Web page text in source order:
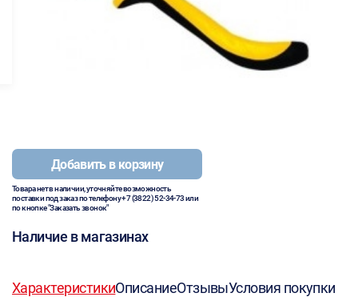
Добавить в корзину
Товара нет в наличии, уточняйте возможность
поставки под заказ по телефону+7 (3822) 52-34-73или
по кнопке "Заказать звонок"
Наличие в магазинах
ХарактеристикиОписаниеОтзывыУсловия покупки